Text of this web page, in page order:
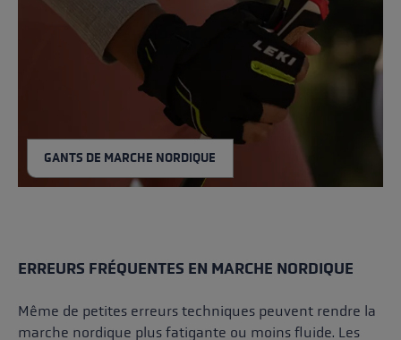
GANTS DE MARCHE NORDIQUE
ERREURS FRÉQUENTES EN MARCHE NORDIQUE
Même de petites erreurs techniques peuvent rendre la
marche nordique plus fatigante ou moins fluide. Les